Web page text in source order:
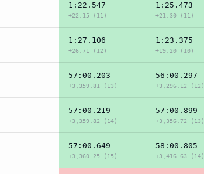
1:22.547
+22.15 (11)
1:25.473
+21.30 (11)
1:27.106
+26.71 (12)
1:23.375
+19.20 (10)
57:00.203
+3,359.81 (13)
56:00.297
+3,296.12 (12)
57:00.219
+3,359.82 (14)
57:00.899
+3,356.72 (13)
57:00.649
+3,360.25 (15)
58:00.805
+3,416.63 (14)